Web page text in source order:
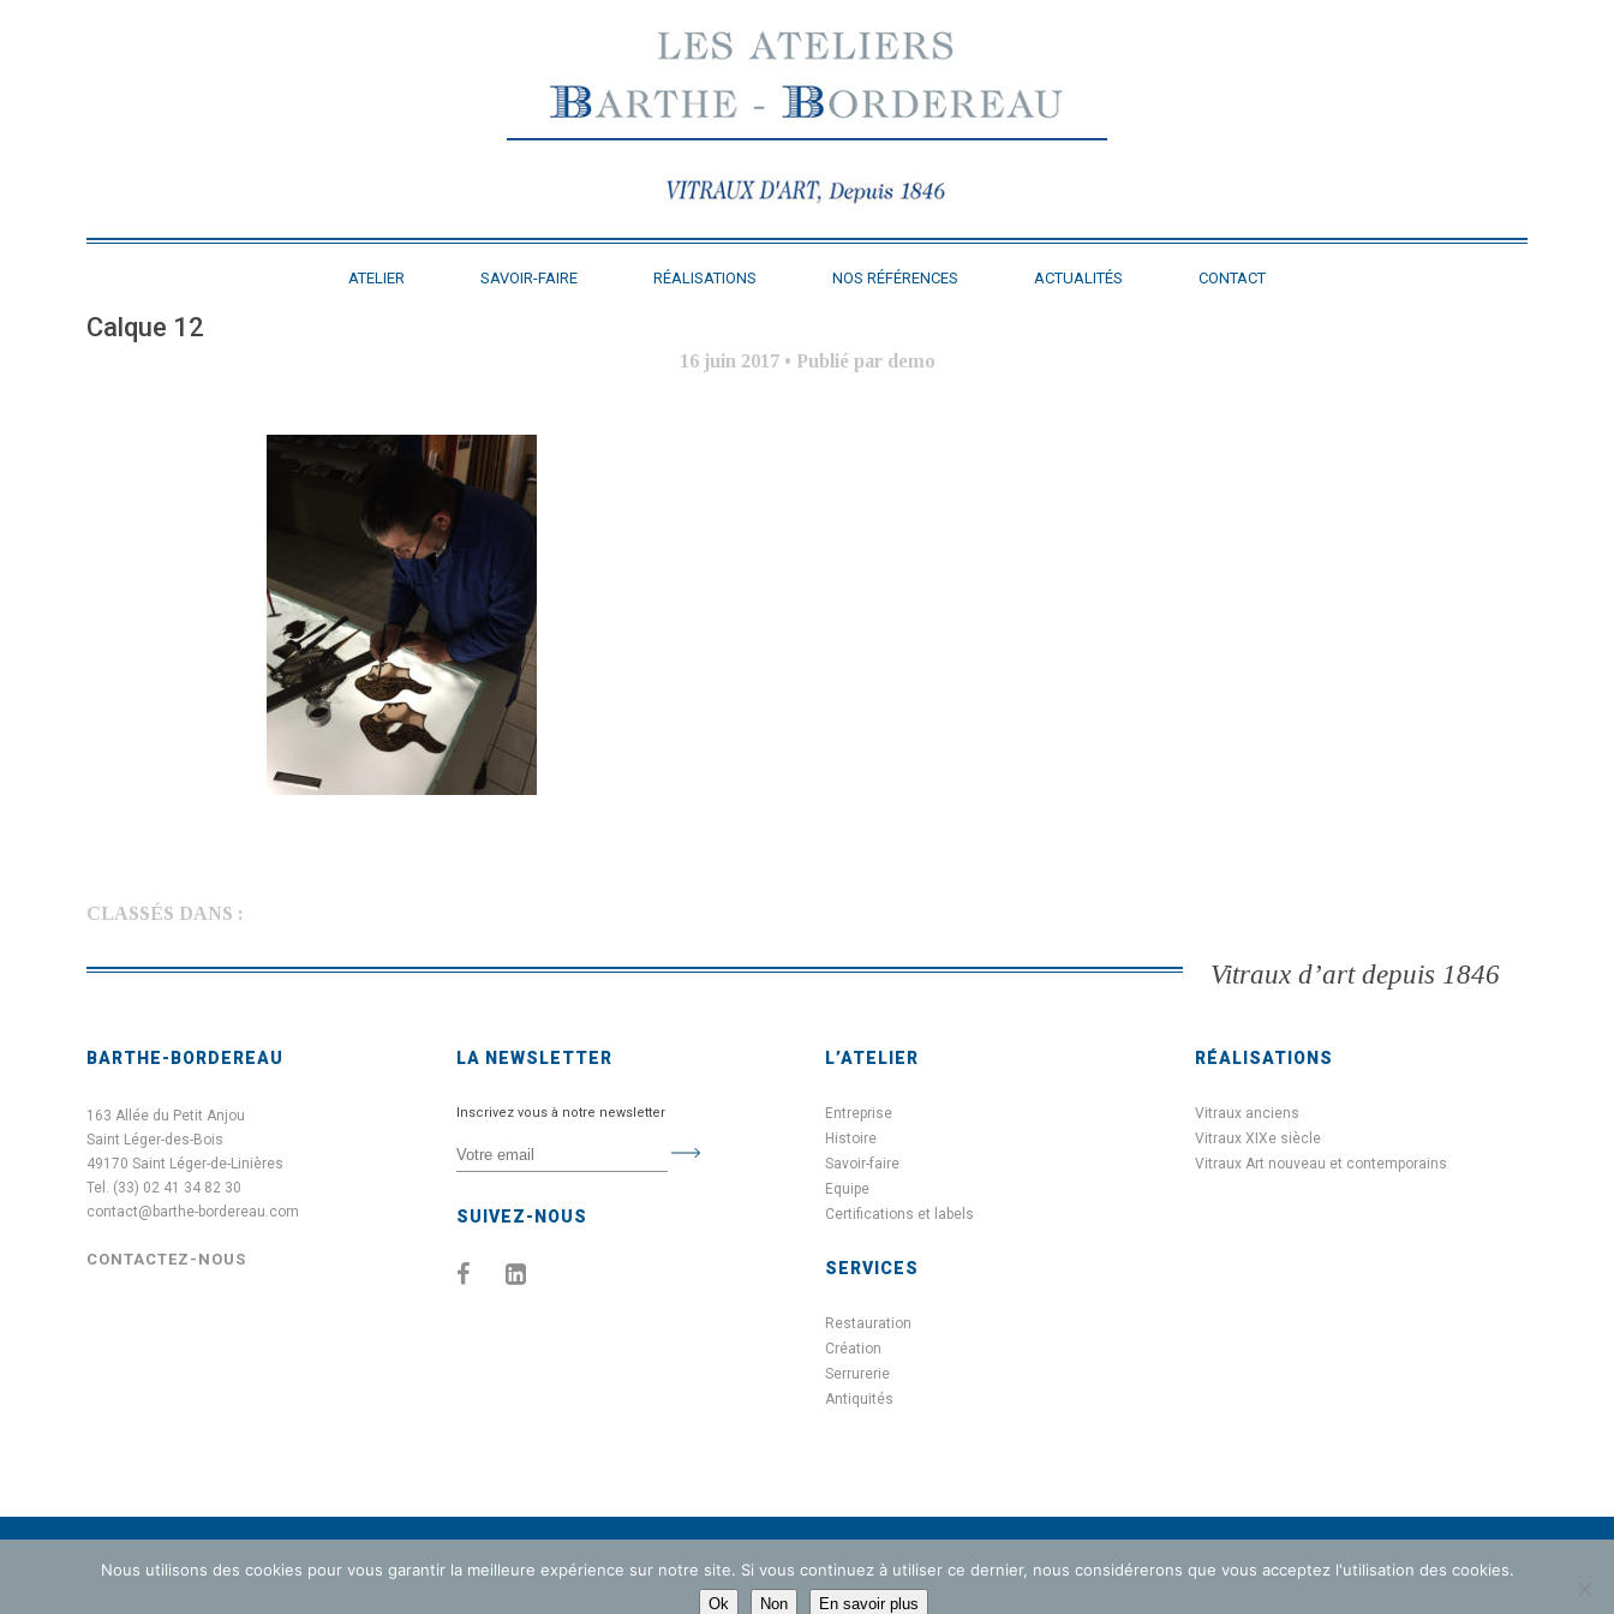
ATELIER SAVOIR-FAIRE RÉALISATIONS NOS RÉFÉRENCES ACTUALITÉS CONTACT
Calque 12
16 juin 2017• Publié par demo
CLASSÉS DANS :
Vitraux d’art depuis 1846
BARTHE-BORDEREAU
163 Allée du Petit Anjou
Saint Léger-des-Bois
49170 Saint Léger-de-Linières
Tel. (33) 02 41 34 82 30
contact@barthe-bordereau.com
CONTACTEZ-NOUS
LA NEWSLETTER
Inscrivez vous à notre newsletter
SUIVEZ-NOUS
L’ATELIER
Entreprise
Histoire
Savoir-faire
Equipe
Certifications et labels
SERVICES
Restauration
Création
Serrurerie
Antiquités
RÉALISATIONS
Vitraux anciens
Vitraux XIXe siècle
Vitraux Art nouveau et contemporains
ACTUALITÉ PRESSE CONTACT CERTIFICATIONS & LABELS PROTECTION DES DONNÉES PERSONNELLES MENTIONS LÉGALES
Nous utilisons des cookies pour vous garantir la meilleure expérience sur notre site. Si vous continuez à utiliser ce dernier, nous considérerons que vous acceptez l'utilisation des cookies.
Ok Non En savoir plus